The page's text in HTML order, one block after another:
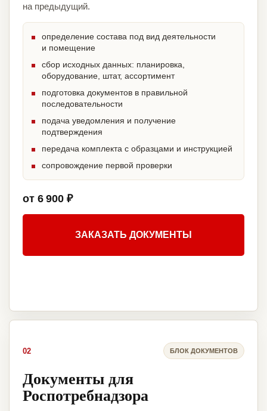
на предыдущий.
определение состава под вид деятельности
и помещение
сбор исходных данных: планировка,
оборудование, штат, ассортимент
подготовка документов в правильной
последовательности
подача уведомления и получение
подтверждения
передача комплекта с образцами и инструкцией
сопровождение первой проверки
от 6 900 ₽
ЗАКАЗАТЬ ДОКУМЕНТЫ
02 БЛОК ДОКУМЕНТОВ
Документы для
Роспотребнадзора